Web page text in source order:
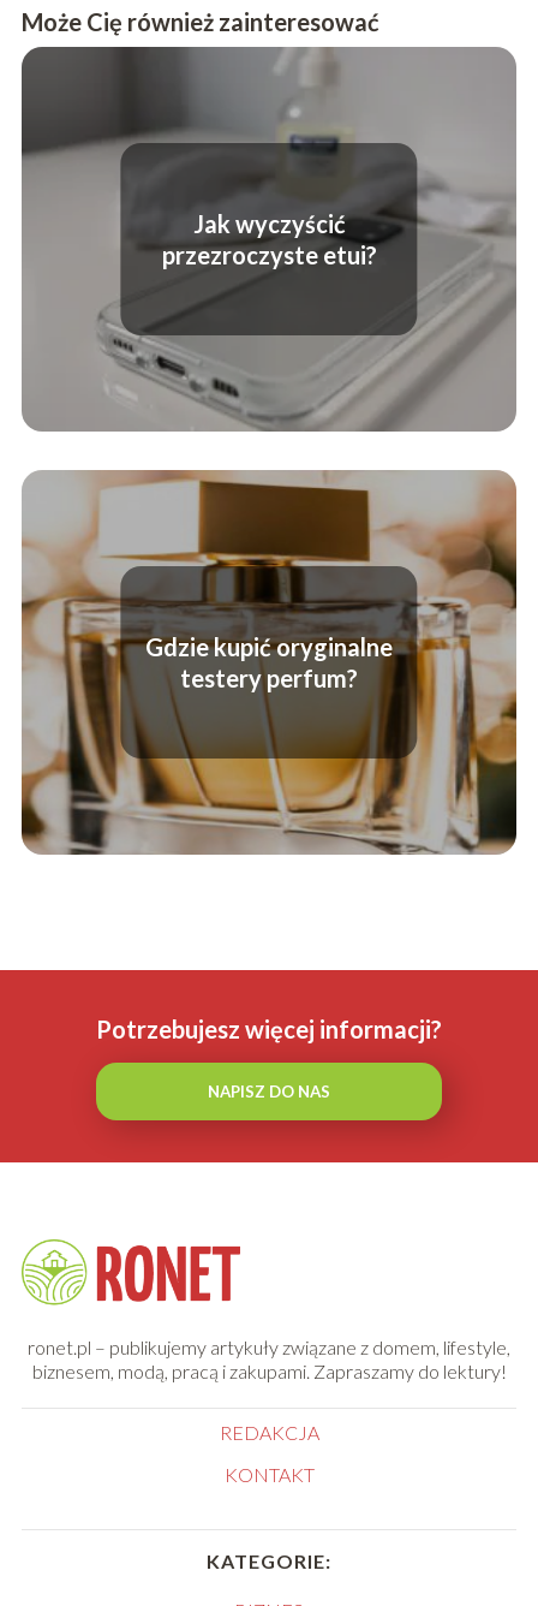
Może Cię również zainteresować
Jak wyczyścić
przezroczyste etui?
Gdzie kupić oryginalne
testery perfum?
Potrzebujesz więcej informacji?
NAPISZ DO NAS
ronet.pl – publikujemy artykuły związane z domem, lifestyle,
biznesem, modą, pracą i zakupami. Zapraszamy do lektury!
REDAKCJA
KONTAKT
KATEGORIE: